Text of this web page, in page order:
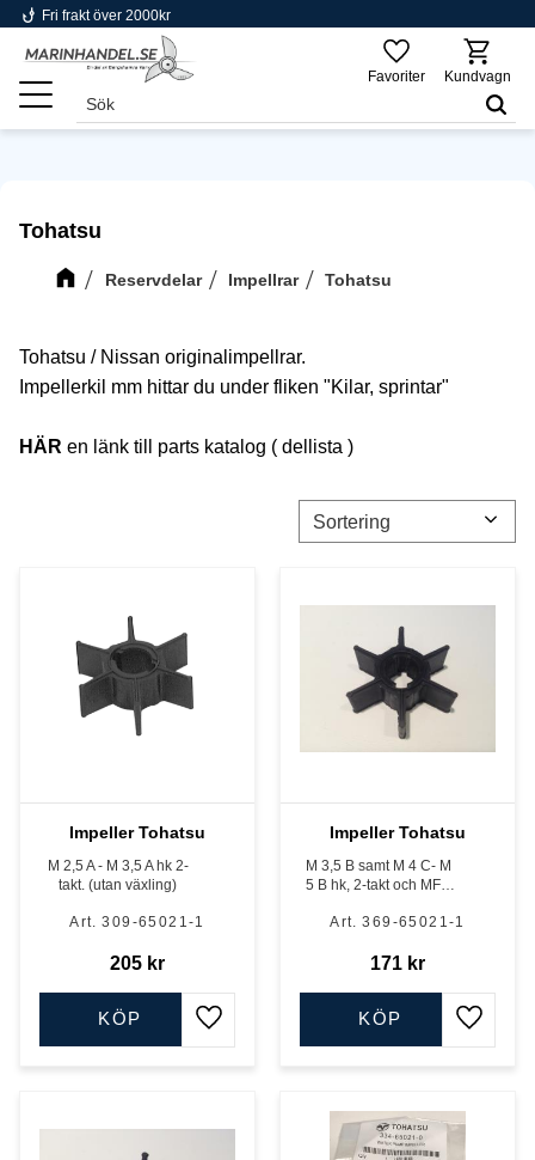
Meny
phishing Fri frakt över 2000kr
Favoriter Kundvagn
Tohatsu
Reservdelar Impellrar Tohatsu
Tohatsu / Nissan originalimpellrar.
Impellerkil mm hittar du under fliken "Kilar, sprintar"
HÄR en länk till parts katalog ( dellista )
Välj sortering
Impeller Tohatsu
M 2,5 A - M 3,5 A hk 2-
takt. (utan växling)
309-65021-1
205 kr
Lägg till i favoriter
KÖP
Impeller Tohatsu
M 3,5 B samt M 4 C- M
5 B hk, 2-takt och MFS
369-65021-1
171 kr
Lägg
KÖP